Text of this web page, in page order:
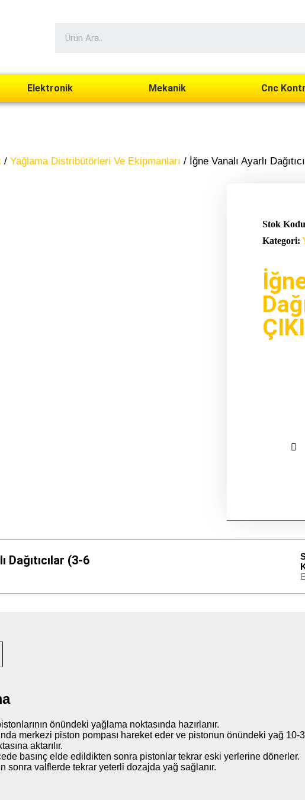
Elektronik Mekanik Cnc
/ Yağlama Distribütörleri Ve Ekipmanları / İğne Vanalı Ayarlı
Stok
Kategori:
Dağıtıcılar (3-6
önündeki yağlama noktasında hazırlanır.
merkezi piston pompası hareket eder ve pistonun önündeki yağ 10-
aktarılır.
basınç elde edildikten sonra pistonlar tekrar eski yerlerine dönerler.
sonra valflerde tekrar yeterli dozajda yağ sağlanır.